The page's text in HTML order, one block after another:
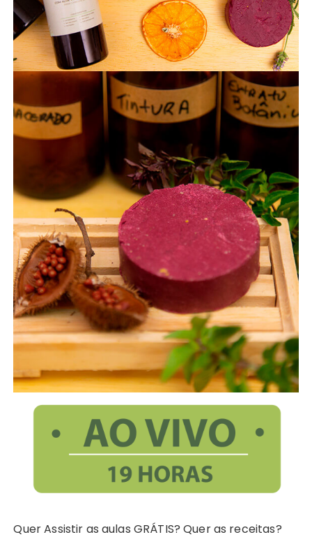
Quer Assistir as aulas GRÁTIS? Quer as receitas?